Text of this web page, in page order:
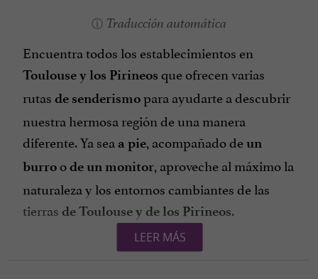
Traducción automática
Encuentra todos los establecimientos en
Toulouse y los Pirineos que ofrecen varias
rutas de senderismopara ayudarte a descubrir
nuestra hermosa región de una manera
diferente. Ya sea a pie, acompañado deun
burroode un monitor, aproveche al máximo la
naturaleza y los entornos cambiantes de las
tierras de Toulouse y de los Pirineos.
LEER MÁS